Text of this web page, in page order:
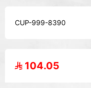
CUP-999-8390
104.05